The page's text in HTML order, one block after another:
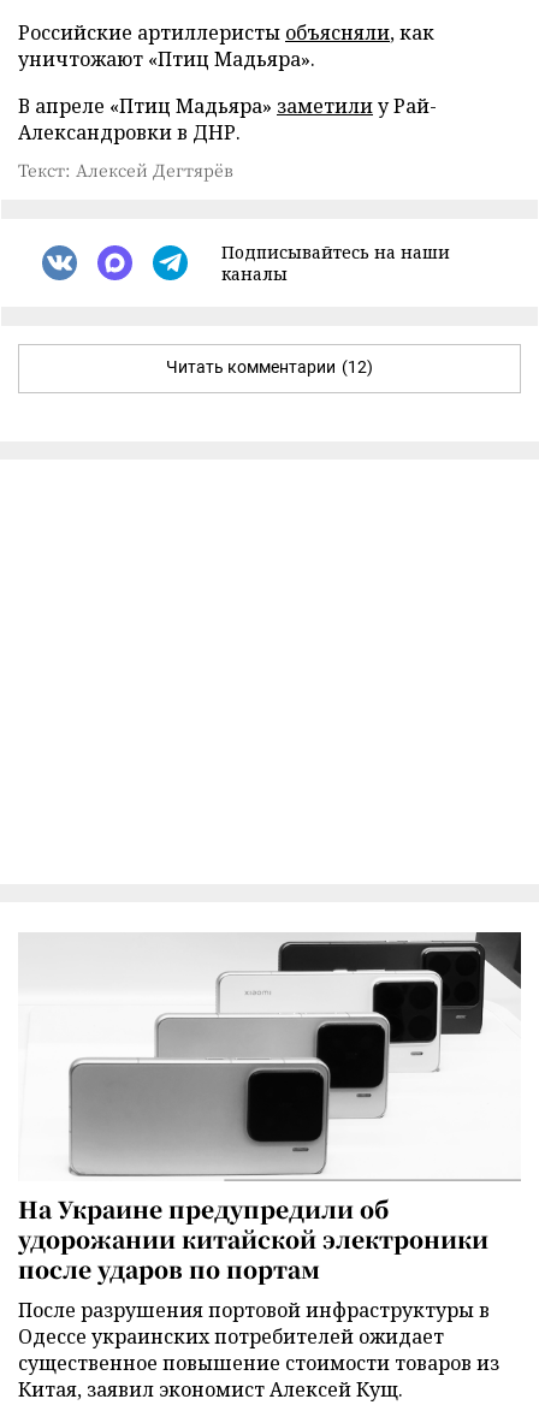
Российские артиллеристы объясняли, как
уничтожают «Птиц Мадьяра».
В апреле «Птиц Мадьяра» заметилиу Рай-
Александровки в ДНР.
Текст: Алексей Дегтярёв
Подписывайтесь на наши
каналы
Читать комментарии (12)
На Украине предупредили об
удорожании китайской электроники
после ударов по портам
После разрушения портовой инфраструктуры в
Одессе украинских потребителей ожидает
существенное повышение стоимости товаров из
Китая, заявил экономист Алексей Кущ.